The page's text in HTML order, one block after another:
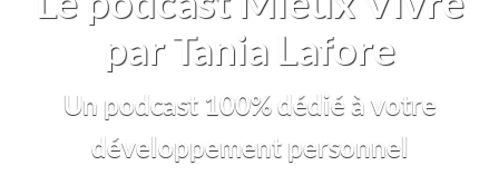
par Tania Lafore
Un podcast 100% dédié à votre
développement personnel